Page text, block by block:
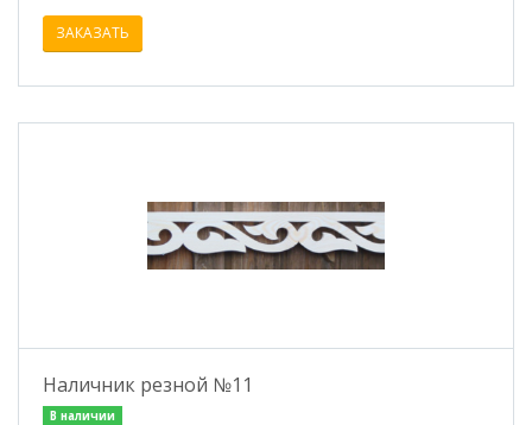
ЗАКАЗАТЬ
Наличник резной №11
В наличии